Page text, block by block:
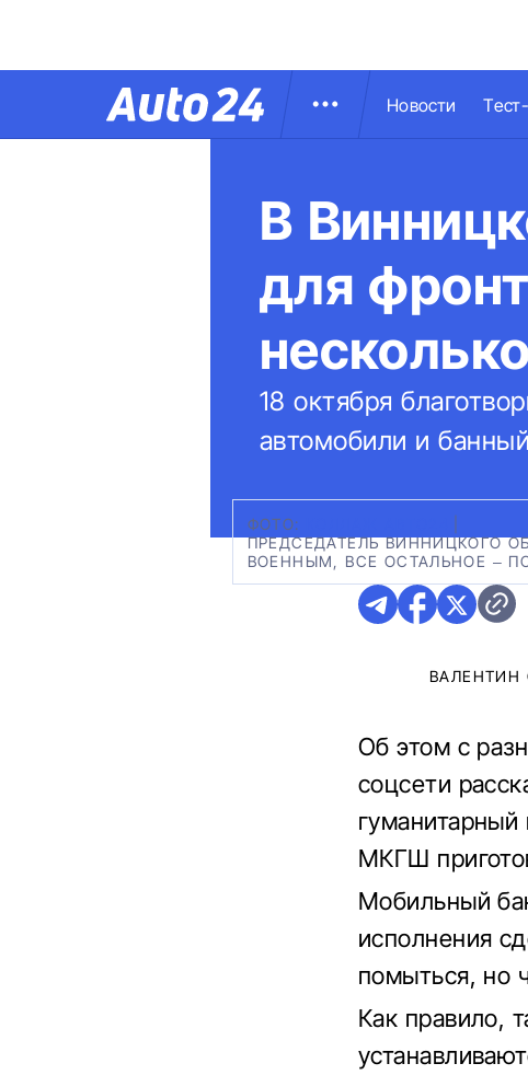
Новости
В
для
18 октября
автомобили и
ФОТО:
ПРЕДСЕДАТЕЛЬ ВИННИЦКОГО
ВОЕННЫМ, ВСЕ ОСТАЛЬНОЕ –
ВАЛЕНТИН
Об этом с
соцсети
МКГШ
Мобильный
исполнения
помыться, но
Как правило,